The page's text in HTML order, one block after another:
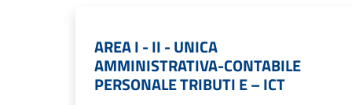
AREA I - II - UNICA
AMMINISTRATIVA-CONTABILE
PERSONALE TRIBUTI E – ICT